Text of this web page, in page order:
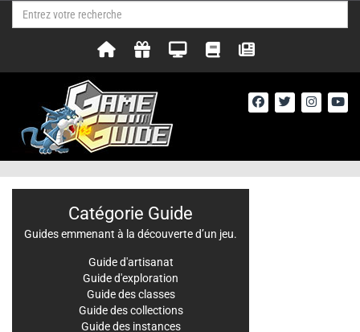
Catégorie Guide
Guides emmenant à la découverte d’un jeu.
Guide d'artisanat
Guide d'exploration
Guide des classes
Guide des collections
Guide des instances